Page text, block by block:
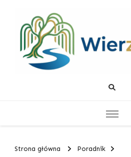
Strona główna
Poradnik